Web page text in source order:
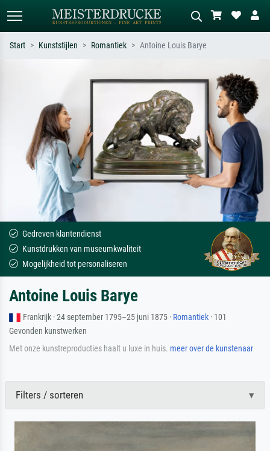
Monet, Sterrennacht, impressionisme,
Hokusai-golf, naakt.
Beschrijf de scène – bijv. groene
weide, abstract met veel rood, donker
olieverfschilderij, staand naakt naast
een boom.
Start Kunststijlen Romantiek Antoine Louis Barye
Gedreven klantendienst
Kunstdrukken van museumkwaliteit
Mogelijkheid tot personaliseren
Antoine Louis Barye
Frankrijk · 24 september 1795–25 juni 1875 · Romantiek · 101
Gevonden kunstwerken
Met onze kunstreproducties haalt u luxe in huis. meer over de kunstenaar
Filters / sorteren